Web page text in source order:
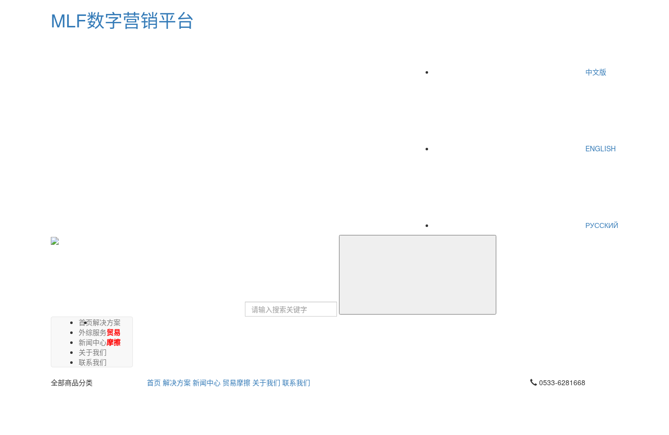
MLF数字营销平台
中文版
ENGLISH
РУССКИЙ
首页解决方案
外综服务
新闻中心
贸易
摩擦
关于我们
联系我们
全部商品分类 首页 解决方案 新闻中心 贸易摩擦 关于我们 联系我们 0533-6281668